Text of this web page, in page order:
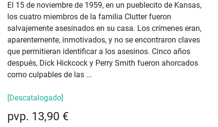
El 15 de noviembre de 1959, en un pueblecito de Kansas,
los cuatro miembros de la familia Clutter fueron
salvajemente asesinados en su casa. Los crímenes eran,
aparentemente, inmotivados, y no se encontraron claves
que permitieran identificar a los asesinos. Cinco años
después, Dick Hickcock y Perry Smith fueron ahorcados
como culpables de las ...
[Descatalogado]
pvp. 13,90 €